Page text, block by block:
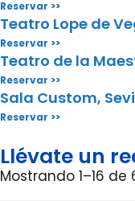
Reservar >>
Teatro Lope de
Reservar >>
Teatro de la
Reservar >>
Sala Custom,
Reservar >>
Llévate un
Mostrando 1–16